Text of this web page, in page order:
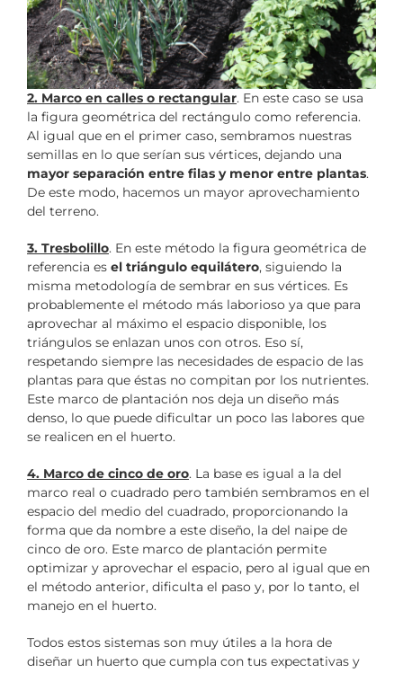
2. Marco en calles o rectangular. En este caso se usa
la figura geométrica del rectángulo como referencia.
Al igual que en el primer caso, sembramos nuestras
semillas en lo que serían sus vértices, dejando una
mayor separación entre filas y menor entre plantas.
De este modo, hacemos un mayor aprovechamiento
del terreno.
3. Tresbolillo. En este método la figura geométrica de
referencia es el triángulo equilátero, siguiendo la
misma metodología de sembrar en sus vértices. Es
probablemente el método más laborioso ya que para
aprovechar al máximo el espacio disponible, los
triángulos se enlazan unos con otros. Eso sí,
respetando siempre las necesidades de espacio de las
plantas para que éstas no compitan por los nutrientes.
Este marco de plantación nos deja un diseño más
denso, lo que puede dificultar un poco las labores que
se realicen en el huerto.
4. Marco de cinco de oro. La base es igual a la del
marco real o cuadrado pero también sembramos en el
espacio del medio del cuadrado, proporcionando la
forma que da nombre a este diseño, la del naipe de
cinco de oro. Este marco de plantación permite
optimizar y aprovechar el espacio, pero al igual que en
el método anterior, dificulta el paso y, por lo tanto, el
manejo en el huerto.
Todos estos sistemas son muy útiles a la hora de
diseñar un huerto que cumpla con tus expectativas y